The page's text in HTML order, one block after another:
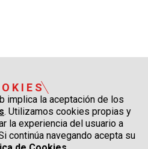
implica la aceptación de los
. Utilizamos cookies propias y
la experiencia del usuario a
continúa navegando acepta su